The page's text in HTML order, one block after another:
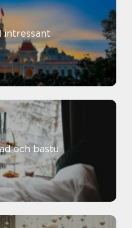
intressant
och bastu